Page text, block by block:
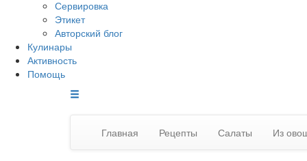
Сервировка
Этикет
Авторский блог
Кулинары
Активность
Помощь
Главная Рецепты Салаты Из